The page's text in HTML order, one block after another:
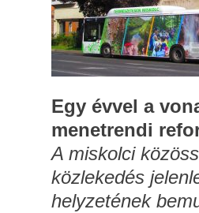
Egy évvel a
menetrendi
A miskolci
közlekedés
helyzetének